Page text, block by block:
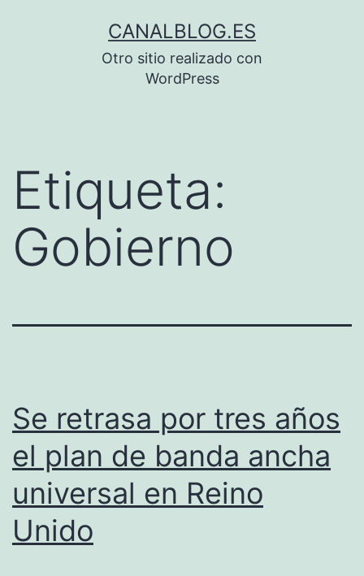
CANALBLOG.ES
Otro sitio realizado con
WordPress
Etiqueta:
Gobierno
Se retrasa por tres años
el plan de banda ancha
universal en Reino
Unido